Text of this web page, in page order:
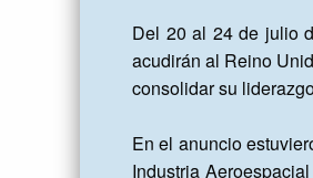
Del 20 al 24 de julio
acudirán al Reino
consolidar su
En el anuncio
Industria